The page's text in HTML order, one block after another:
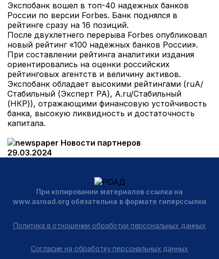
Экспобанк вошел в топ-40 надежных банков
России по версии Forbes. Банк поднялся в
рейтинге сразу на 16 позиций.
После двухлетнего перерыва Forbes опубликовал
новый рейтинг «100 надежных банков России».
При составлении рейтинга аналитики издания
ориентировались на оценки российских
рейтинговых агентств и величину активов.
Экспобанк обладает высокими рейтингами (ruA/
Стабильный (Эксперт РА), A.ru/Стабильный
(НКР)), отражающими финансовую устойчивость
банка, высокую ликвидность и достаточность
капитала.
Новости партнеров
29.03.2024
При копировании материалов ссылка на
www.asroad.org обязательна в формате гиперссылки
Политика в отношении обработки персональных данных
Согласие на обработку персональных данных